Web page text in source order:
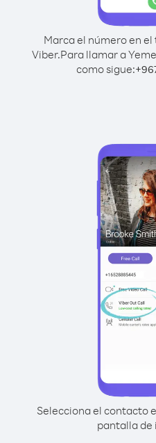
Marca el número en
Viber.Para llamar a
como sigue:+
Selecciona el contacto
pantalla